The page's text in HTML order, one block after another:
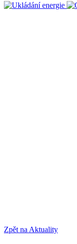
Zpět na Aktuality